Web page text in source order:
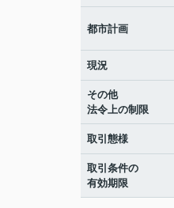
都市計画
現況
その他
法令上の制限
取引態様
取引条件の
有効期限